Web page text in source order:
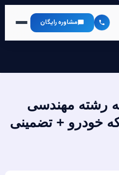
مشاوره رایگان
رشته مهندسی
خودرو + تضمینی